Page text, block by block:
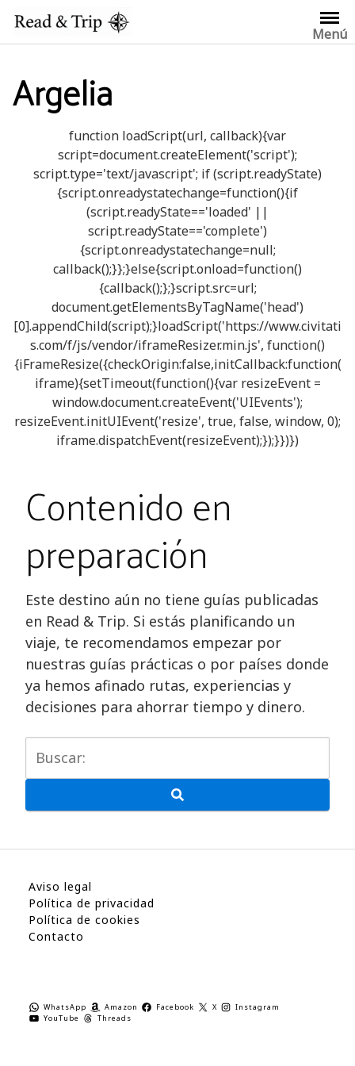
contenido
Menú
Argelia
function loadScript(url, callback){var
script=document.createElement('script');
script.type='text/javascript'; if (script.readyState)
{script.onreadystatechange=function(){if
(script.readyState=='loaded' ||
script.readyState=='complete')
{script.onreadystatechange=null;
callback();}};}else{script.onload=function()
{callback();};}script.src=url;
document.getElementsByTagName('head')
[0].appendChild(script);}loadScript('https://www.civitati
s.com/f/js/vendor/iframeResizer.min.js', function()
{iFrameResize({checkOrigin:false,initCallback:function(
iframe){setTimeout(function(){var resizeEvent =
window.document.createEvent('UIEvents');
resizeEvent.initUIEvent('resize', true, false, window, 0);
iframe.dispatchEvent(resizeEvent);});}})})
Contenido en
preparación
Este destino aún no tiene guías publicadas
en Read & Trip. Si estás planificando un
viaje, te recomendamos empezar por
nuestras guías prácticas o por países donde
ya hemos afinado rutas, experiencias y
decisiones para ahorrar tiempo y dinero.
Aviso legal
Política de privacidad
Política de cookies
Contacto
WhatsApp Amazon Facebook X
Instagram
YouTube
Threads